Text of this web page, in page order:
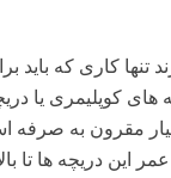
کاری که باید
های کوپلیمری یا
مقرون به صرفه